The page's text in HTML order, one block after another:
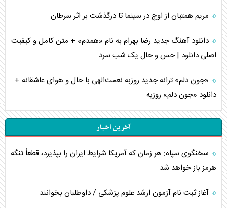
مریم همتیان از اوج در سینما تا درگذشت بر اثر سرطان
دانلود آهنگ جدید رضا بهرام به نام «همدم» + متن کامل و کیفیت
اصلی دانلود | حس و حال یک شب سرد
«جون دلم» ترانه جدید روزبه نعمت‌الهی با حال و هوای عاشقانه +
دانلود «جون دلم» روزبه
آخرین اخبار
سخنگوی سپاه: هر زمان که آمریکا شرایط ایران را بپذیرد، قطعاً تنگه
هرمز باز خواهد شد
آغاز ثبت نام آزمون ارشد علوم پزشکی / داوطلبان بخوانند